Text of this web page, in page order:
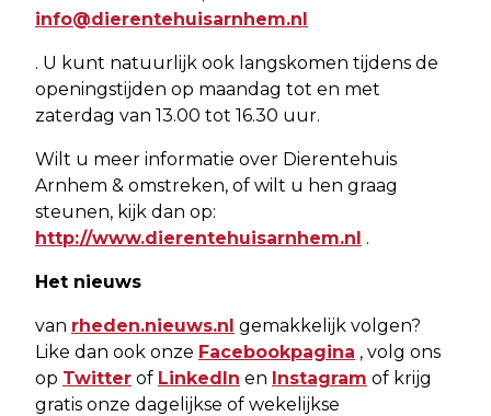
info@dierentehuisarnhem.nl
. U kunt natuurlijk ook langskomen tijdens de
openingstijden op maandag tot en met
zaterdag van 13.00 tot 16.30 uur.
Wilt u meer informatie over Dierentehuis
Arnhem & omstreken, of wilt u hen graag
steunen, kijk dan op:
http://www.dierentehuisarnhem.nl .
Het nieuws
van rheden.nieuws.nl gemakkelijk volgen?
Like dan ook onze Facebookpagina , volg ons
op Twitter of LinkedIn en Instagram of krijg
gratis onze dagelijkse of wekelijkse